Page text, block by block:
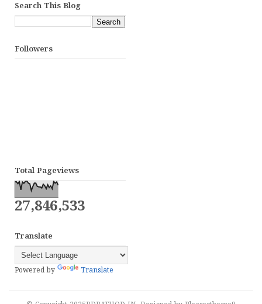
Search This Blog
Followers
Total Pageviews
27,846,533
Translate
Powered by Translate